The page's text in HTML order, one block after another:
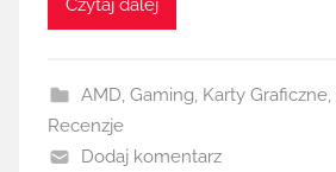
Czytaj dalej
AMD, Gaming, Karty Graficzne,
Recenzje
Dodaj komentarz